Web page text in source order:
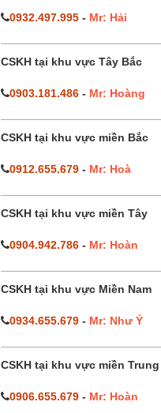
0932.497.995- Mr: Hải
CSKH tại khu vực Tây Bắc
0903.181.486- Mr: Hoàng
CSKH tại khu vực miền Bắc
0912.655.679- Mr: Hoà
CSKH tại khu vực miền Tây
0904.942.786- Mr: Hoàn
CSKH tại khu vực Miền Nam
0934.655.679- Mr: Như Ý
CSKH tại khu vực miền Trung
0906.655.679- Mr: Hoàn